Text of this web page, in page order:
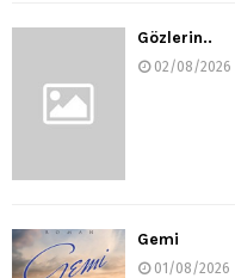
Gözlerin..
02/08/2026
Gemi
01/08/2026